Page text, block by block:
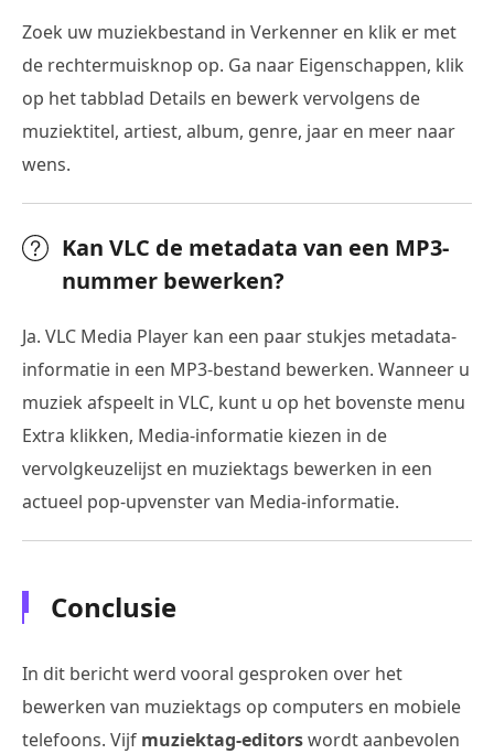
Zoek uw muziekbestand in Verkenner en klik er met
de rechtermuisknop op. Ga naar Eigenschappen, klik
op het tabblad Details en bewerk vervolgens de
muziektitel, artiest, album, genre, jaar en meer naar
wens.
Kan VLC de metadata van een MP3-
nummer bewerken?
Ja. VLC Media Player kan een paar stukjes metadata-
informatie in een MP3-bestand bewerken. Wanneer u
muziek afspeelt in VLC, kunt u op het bovenste menu
Extra klikken, Media-informatie kiezen in de
vervolgkeuzelijst en muziektags bewerken in een
actueel pop-upvenster van Media-informatie.
Conclusie
In dit bericht werd vooral gesproken over het
bewerken van muziektags op computers en mobiele
telefoons. Vijf muziektag-editorswordt aanbevolen